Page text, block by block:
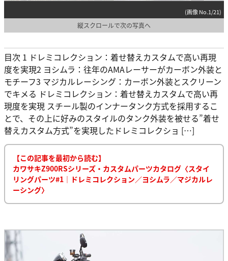
(画像 No.1/21)
縦スクロールで次の写真へ
目次 1 ドレミコレクション：着せ替えカスタムで高い再現
度を実現2 ヨシムラ：往年のAMAレーサーがカーボン外装と
モチーフ3 マジカルレーシング：カーボン外装とスクリーン
でキメる ドレミコレクション：着せ替えカスタムで高い再
現度を実現 スチール製のインナータンク方式を採用するこ
とで、その上に好みのスタイルのタンク外装を被せる”着せ
替えカスタム方式”を実現したドレミコレクショ […]
【この記事を最初から読む】
カワサキZ900RSシリーズ・カスタムパーツカタログ〈スタイ
リングパーツ#1｜ドレミコレクション／ヨシムラ／マジカルレ
ーシング〉